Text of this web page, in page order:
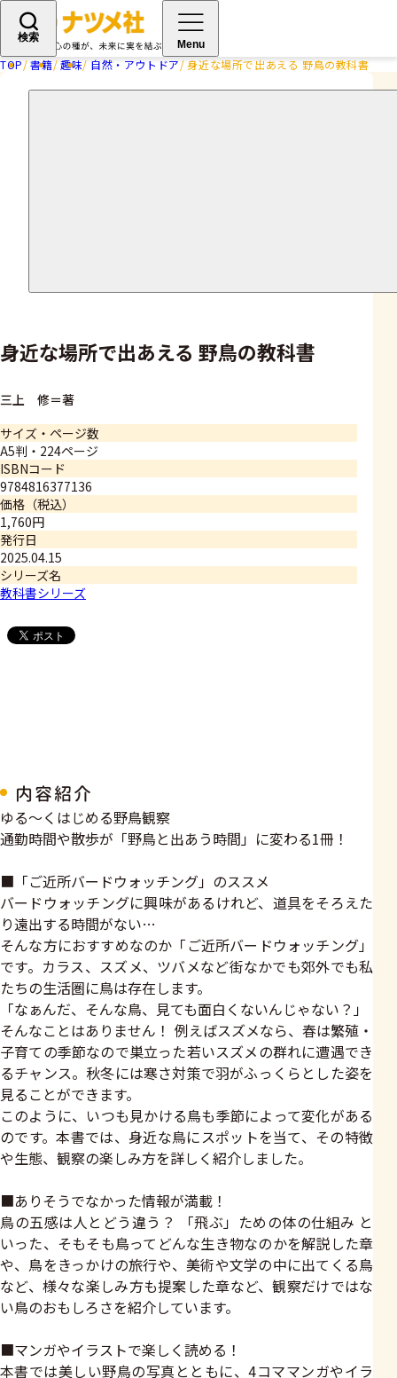
検索
Menu
TOP 書籍 趣味 自然・アウトドア 身近な場所で出あえる 野鳥の教科書
身近な場所で出あえる 野鳥の教科書
三上 修＝著
サイズ・ページ数
A5判・224ページ
ISBNコード
9784816377136
価格（税込）
1,760円
発行日
2025.04.15
シリーズ名
教科書シリーズ
内容紹介
ゆる～くはじめる野鳥観察
通勤時間や散歩が「野鳥と出あう時間」に変わる1冊！
■「ご近所バードウォッチング」のススメ
バードウォッチングに興味があるけれど、道具をそろえた
り遠出する時間がない…
そんな方におすすめなのか「ご近所バードウォッチング」
です。カラス、スズメ、ツバメなど街なかでも郊外でも私
たちの生活圏に鳥は存在します。
「なぁんだ、そんな鳥、見ても面白くないんじゃない？」
そんなことはありません！ 例えばスズメなら、春は繁殖・
子育ての季節なので巣立った若いスズメの群れに遭遇でき
るチャンス。秋冬には寒さ対策で羽がふっくらとした姿を
見ることができます。
このように、いつも見かける鳥も季節によって変化がある
のです。本書では、身近な鳥にスポットを当て、その特徴
や生態、観察の楽しみ方を詳しく紹介しました。
■ありそうでなかった情報が満載！
鳥の五感は人とどう違う？ 「飛ぶ」ための体の仕組み と
いった、そもそも鳥ってどんな生き物なのかを解説した章
や、鳥をきっかけの旅行や、美術や文学の中に出てくる鳥
など、様々な楽しみ方も提案した章など、観察だけではな
い鳥のおもしろさを紹介しています。
■マンガやイラストで楽しく読める！
本書では美しい野鳥の写真とともに、4コママンガやイラ